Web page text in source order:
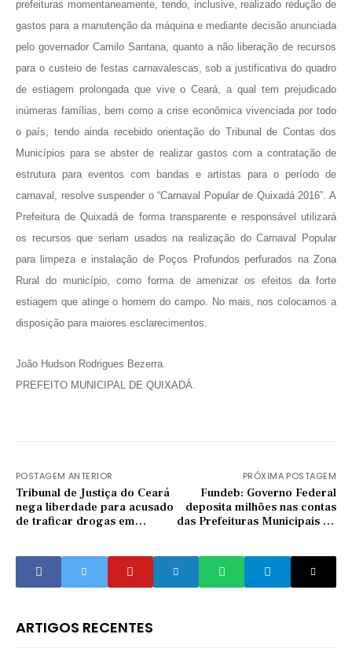
prefeituras momentaneamente, tendo, inclusive, realizado redução de
gastos para a manutenção da máquina e mediante decisão anunciada
pelo governador Camilo Santana, quanto a não liberação de recursos
para o custeio de festas carnavalescas, sob a justificativa do quadro
de estiagem prolongada que vive o Ceará, a qual tem prejudicado
inúmeras famílias, bem como a crise econômica vivenciada por todo
o país, tendo ainda recebido orientação do Tribunal de Contas dos
Municípios para se abster de realizar gastos com a contratação de
estrutura para eventos com bandas e artistas para o período de
carnaval, resolve suspender o “Carnaval Popular de Quixadá 2016”. A
Prefeitura de Quixadá de forma transparente e responsável utilizará
os recursos que seriam usados na realização do Carnaval Popular
para limpeza e instalação de Poços Profundos perfurados na Zona
Rural do município, como forma de amenizar os efeitos da forte
estiagem que atinge o homem do campo. No mais, nos colocamos a
disposição para maiores esclarecimentos.
João Hudson Rodrigues Bezerra.
PREFEITO MUNICIPAL DE QUIXADÁ.
POSTAGEM ANTERIOR
Tribunal de Justiça do Ceará
nega liberdade para acusado
de traficar drogas em
PRÓXIMA POSTAGEM
Fundeb: Governo Federal
deposita milhões nas contas
das Prefeituras Municipais da
ARTIGOS RECENTES